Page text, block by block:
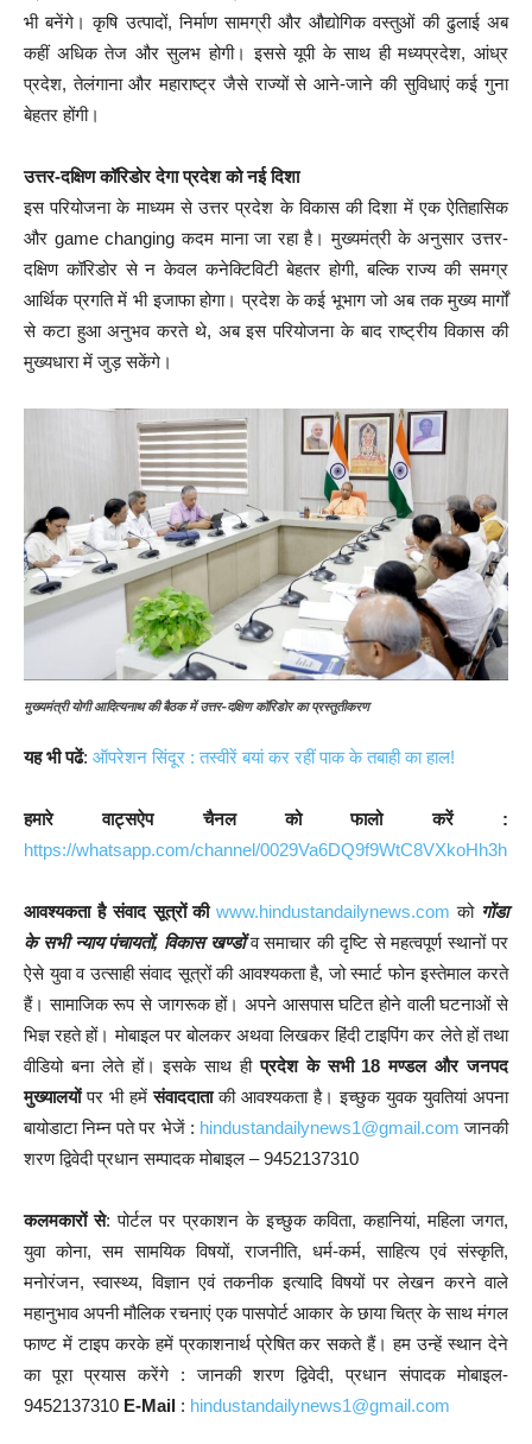
भी बनेंगे। कृषि उत्पादों, निर्माण सामग्री और औद्योगिक वस्तुओं की ढुलाई अब
कहीं अधिक तेज और सुलभ होगी। इससे यूपी के साथ ही मध्यप्रदेश, आंध्र
प्रदेश, तेलंगाना और महाराष्ट्र जैसे राज्यों से आने-जाने की सुविधाएं कई गुना
बेहतर होंगी।
उत्तर-दक्षिण कॉरिडोर देगा प्रदेश को नई दिशा
इस परियोजना के माध्यम से उत्तर प्रदेश के विकास की दिशा में एक ऐतिहासिक
और game changing कदम माना जा रहा है। मुख्यमंत्री के अनुसार उत्तर-
दक्षिण कॉरिडोर से न केवल कनेक्टिविटी बेहतर होगी, बल्कि राज्य की समग्र
आर्थिक प्रगति में भी इजाफा होगा। प्रदेश के कई भूभाग जो अब तक मुख्य मार्गों
से कटा हुआ अनुभव करते थे, अब इस परियोजना के बाद राष्ट्रीय विकास की
मुख्यधारा में जुड़ सकेंगे।
मुख्यमंत्री योगी आदित्यनाथ की बैठक में उत्तर-दक्षिण कॉरिडोर का प्रस्तुतीकरण
यह भी पढें: ऑपरेशन सिंदूर : तस्वीरें बयां कर रहीं पाक के तबाही का हाल!
हमारे वाट्सऐप चैनल को फालो करें :
https://whatsapp.com/channel/0029Va6DQ9f9WtC8VXkoHh3h
आवश्यकता है संवाद सूत्रों की www.hindustandailynews.com को गोंडा
के सभी न्याय पंचायतों, विकास खण्डों व समाचार की दृष्टि से महत्वपूर्ण स्थानों पर
ऐसे युवा व उत्साही संवाद सूत्रों की आवश्यकता है, जो स्मार्ट फोन इस्तेमाल करते
हैं। सामाजिक रूप से जागरूक हों। अपने आसपास घटित होने वाली घटनाओं से
भिज्ञ रहते हों। मोबाइल पर बोलकर अथवा लिखकर हिंदी टाइपिंग कर लेते हों तथा
वीडियो बना लेते हों। इसके साथ हीप्रदेश के सभी 18 मण्डल और जनपद
मुख्यालयोंपर भी हमेंसंवाददाताकी आवश्यकता है। इच्छुक युवक युवतियां अपना
बायोडाटा निम्न पते पर भेजें : hindustandailynews1@gmail.com जानकी
शरण द्विवेदी प्रधान सम्पादक मोबाइल – 9452137310
कलमकारों से: पोर्टल पर प्रकाशन के इच्छुक कविता, कहानियां, महिला जगत,
युवा कोना, सम सामयिक विषयों, राजनीति, धर्म-कर्म, साहित्य एवं संस्कृति,
मनोरंजन, स्वास्थ्य, विज्ञान एवं तकनीक इत्यादि विषयों पर लेखन करने वाले
महानुभाव अपनी मौलिक रचनाएं एक पासपोर्ट आकार के छाया चित्र के साथ मंगल
फाण्ट में टाइप करके हमें प्रकाशनार्थ प्रेषित कर सकते हैं। हम उन्हें स्थान देने
का पूरा प्रयास करेंगे : जानकी शरण द्विवेदी, प्रधान संपादक मोबाइल-
9452137310 E-Mail : hindustandailynews1@gmail.com